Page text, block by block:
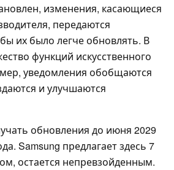
изменения, касающиеся
передаются
их было легче обновлять. В
функций искусственного
уведомления обобщаются
и улучшаются
обновления до июня 2029
Samsung предлагает здесь 7
остается непревзойденным.